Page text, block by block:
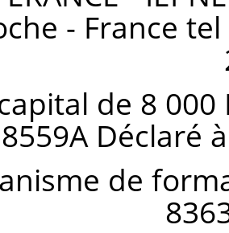
- France
de 8 000
Déclaré
de